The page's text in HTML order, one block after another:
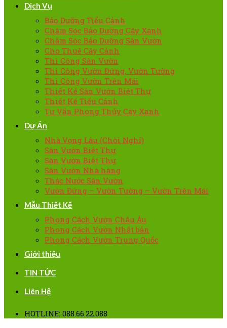
Dịch Vụ
Bảo Dưỡng Tiểu Cảnh
Chăm Sóc Bảo Dưỡng Cây Xanh
Chăm Sóc Bảo Dưỡng Sân Vườn
Cho Thuê Cây Cảnh
Thi Công Sân Vườn
Thi Công Vườn Đứng, Vườn Tường
Thi Công Vườn Trên Mái
Thiết Kế Sân Vườn Biệt Thự
Thiết Kế Tiểu Cảnh
Tư Vấn Phong Thủy Cây Xanh
Dự Án
Nhà Vọng Lâu (Chòi Nghỉ)
Sân Vườn Biệt Thự
Sân Vườn Biệt Thự
Sân Vườn Nhà hàng
Thác Nước Sân Vườn
Vườn Đứng – Vườn Tường – Vườn Trên Mái
Mẫu Thiết Kế
Phong Cách Vườn Châu Âu
Phong Cách Vườn Nhật bản
Phong Cách Vườn Trung Quốc
Giới thiệu
TIN TỨC
Liên Hệ
HOTLINE: 088.66.22.088